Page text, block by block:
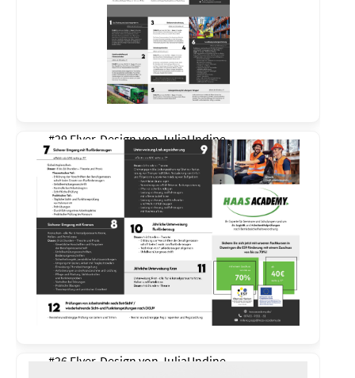
#29 Flyer-Design vonJuliaUndine
#26 Flyer-Design von JuliaUndine